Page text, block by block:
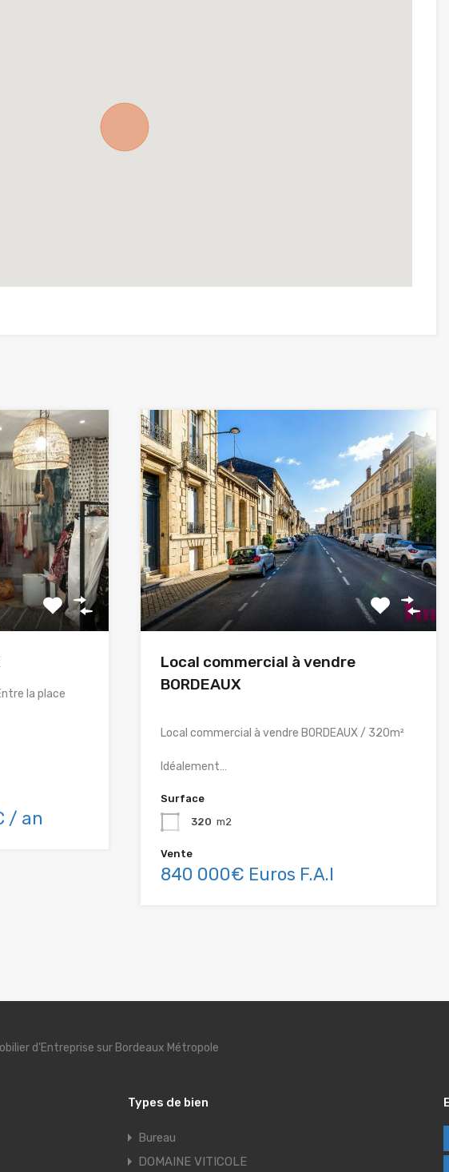
la place
/ an
Local commercial à vendre
BORDEAUX
Local commercial à vendre BORDEAUX / 320m²
Idéalement…
Surface
320 m2
Vente
840 000€ Euros F.A.I
d'Entreprise sur Bordeaux Métropole
Types de bien
Bureau
DOMAINE VITICOLE